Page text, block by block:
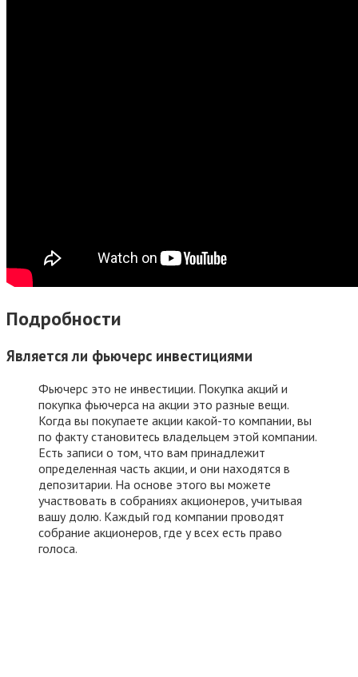
Подробности
Является ли фьючерс инвестициями
Фьючерс это не инвестиции. Покупка акций и
покупка фьючерса на акции это разные вещи.
Когда вы покупаете акции какой-то компании, вы
по факту становитесь владельцем этой компании.
Есть записи о том, что вам принадлежит
определенная часть акции, и они находятся в
депозитарии. На основе этого вы можете
участвовать в собраниях акционеров, учитывая
вашу долю. Каждый год компании проводят
собрание акционеров, где у всех есть право
голоса.